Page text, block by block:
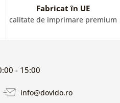
Fabricat în UE
calitate de imprimare premium
- 15:00
info@dovido.ro